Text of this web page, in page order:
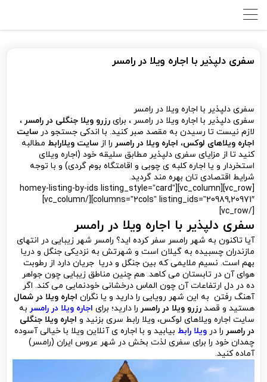
سفری دلپذیر با اجاره ویلا در رامسر
سفری دلپذیر با اجاره ویلا در رامسر
سفری دلپذیر با اجاره ویلا در رامسر ، برای رزرو ویلا جنگلی در رامسر ،
لازم نیست تا رسیدن به مقصد صبر کنید. با اندکی جستجو در سایت
اجاره ویلاهای لوکس، اجاره ویلا در رامسر را از سایت ویلارابط مطالبه
کنید تا از مزایای سفری دلپذیر مطابق سلیقه خود (اجاره ویلای
استخردار و یا اجاره کلبه ی چوبی و اقامتگاه بوم گردی) و با توجه
شرایط اقتصادی تان بهره مند گردید.
[vc_row][vc_column][homey-listing-by-ids listing_style=”card”
columns=”2cols” listing_ids=”20989,20971″][/vc_column]
[/vc_row]
سفری دلپذیر با اجاره ویلا در رامسر
آیا تاکنون به شهر رامسر سفر کرده اید؟ رامسر شهر زیبایی در انتهای
مازندران چسبیده به گیلان است و شهرتش به نزدیکی جنگل و دریا
بهم است. نسیم ملایمی که بین جنگل و دریا جریان دارد از رطوبت
هوای آن در تابستان می کاهد. هم چنین مناطق زیبایی چون جواهر
ده در دل ارتفاعات آن چون الماس درخشانی خودنمایی می کند. اگر
آهنگ رفتن به این شهر رویایی را دارید و یا نگران اجاره ویلا در شمال
هستید و قصد رزرو ویلا در رامسر را دارید؛ برای اجاره ویلا در رامسر به
سایت اجاره ویلاهای لوکس، ویلا رابط سری بزنید و اجاره ویلا جنگلی
در رامسر را در ویلا رابط بیابید و با اجاره ی آنلاین ویلا با خیالی آسوده
چمدان خود را برای سفری لذت بخش در شهر عروس ایران (رامسر)
آماده کنید.